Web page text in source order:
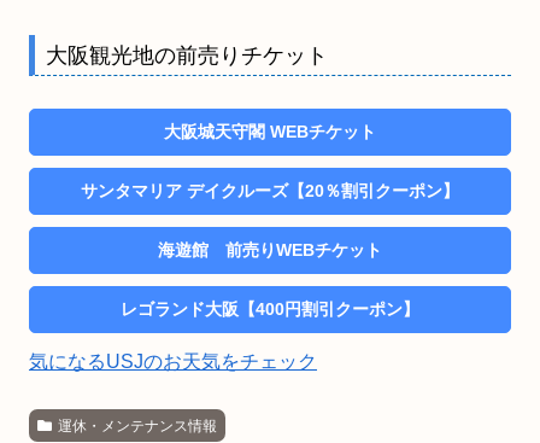
大阪観光地の前売りチケット
大阪城天守閣 WEBチケット
サンタマリア デイクルーズ【20％割引クーポン】
海遊館 前売りWEBチケット
レゴランド大阪【400円割引クーポン】
気になるUSJのお天気をチェック
運休・メンテナンス情報